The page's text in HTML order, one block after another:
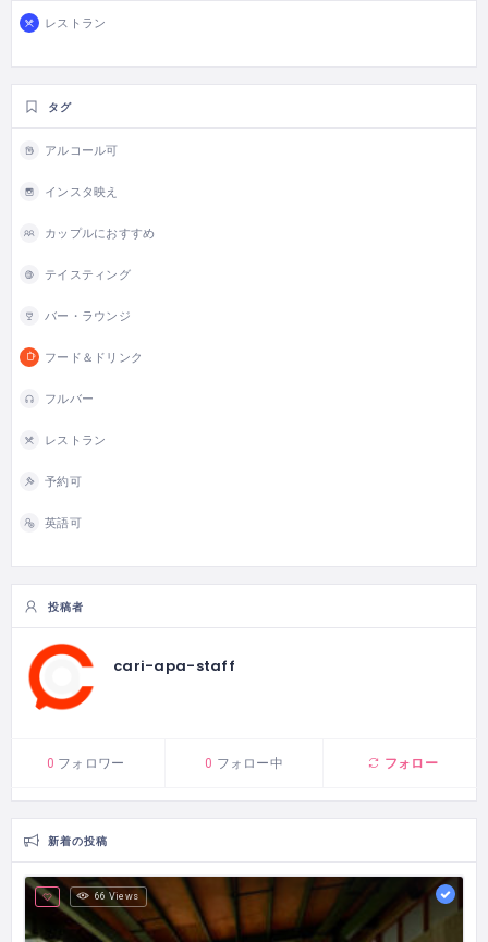
レストラン
タグ
アルコール可
インスタ映え
カップルにおすすめ
テイスティング
バー・ラウンジ
フード＆ドリンク
フルバー
レストラン
予約可
英語可
投稿者
cari-apa-staff
0 フォロワー 0 フォロー中 フォロー
新着の投稿
66 Views